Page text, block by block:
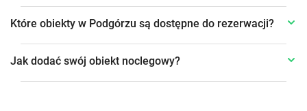
Które obiekty w Podgórzu są dostępne do rezerwacji?
Jak dodać swój obiekt noclegowy?